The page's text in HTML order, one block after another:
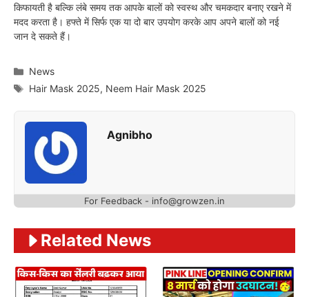
किफायती है बल्कि लंबे समय तक आपके बालों को स्वस्थ और चमकदार बनाए रखने में
मदद करता है। हफ्ते में सिर्फ एक या दो बार उपयोग करके आप अपने बालों को नई
जान दे सकते हैं।
Categories
News
Tags
Hair Mask 2025, Neem Hair Mask 2025
Agnibho
For Feedback - info@growzen.in
Related News